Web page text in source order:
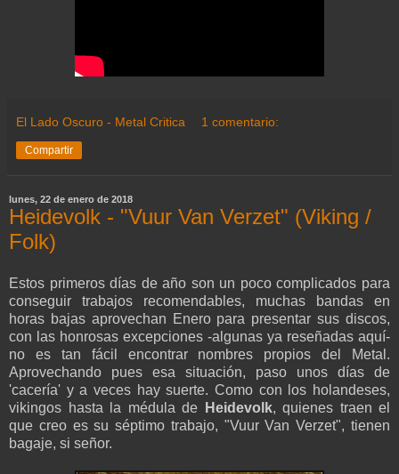
El Lado Oscuro - Metal Critica 1 comentario:
Compartir
lunes, 22 de enero de 2018
Heidevolk - "Vuur Van Verzet" (Viking /
Folk)
Estos primeros días de año son un poco complicados para
conseguir trabajos recomendables, muchas bandas en
horas bajas aprovechan Enero para presentar sus discos,
con las honrosas excepciones -algunas ya reseñadas aquí-
no es tan fácil encontrar nombres propios del Metal.
Aprovechando pues esa situación, paso unos días de
'cacería' y a veces hay suerte. Como con los holandeses,
vikingos hasta la médula de
Heidevolk, quienes traen el
que creo es su séptimo trabajo, "Vuur Van Verzet", tienen
bagaje, si señor.